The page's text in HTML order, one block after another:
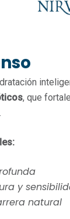
, que
y
natural